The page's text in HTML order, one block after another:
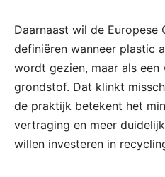
Daarnaast wil de Europese
definiëren wanneer plastic
wordt gezien, maar als een
grondstof. Dat klinkt
de praktijk betekent het
vertraging en meer
willen investeren in